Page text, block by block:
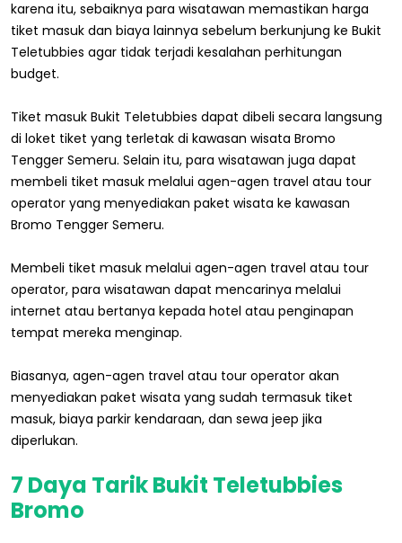
karena itu, sebaiknya para wisatawan memastikan harga
tiket masuk dan biaya lainnya sebelum berkunjung ke Bukit
Teletubbies agar tidak terjadi kesalahan perhitungan
budget.
Tiket masuk Bukit Teletubbies dapat dibeli secara langsung
di loket tiket yang terletak di kawasan wisata Bromo
Tengger Semeru. Selain itu, para wisatawan juga dapat
membeli tiket masuk melalui agen-agen travel atau tour
operator yang menyediakan paket wisata ke kawasan
Bromo Tengger Semeru.
Membeli tiket masuk melalui agen-agen travel atau tour
operator, para wisatawan dapat mencarinya melalui
internet atau bertanya kepada hotel atau penginapan
tempat mereka menginap.
Biasanya, agen-agen travel atau tour operator akan
menyediakan paket wisata yang sudah termasuk tiket
masuk, biaya parkir kendaraan, dan sewa jeep jika
diperlukan.
7 Daya Tarik Bukit Teletubbies
Bromo